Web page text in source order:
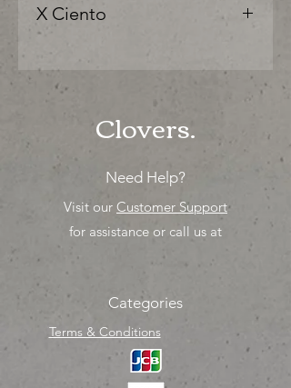
X Ciento
solo los mejores precios para tu
tienda o proyecto" venta por ciento
Clovers.
Need Help?
Visit our Customer Support
for assistance or call us at
Categories
Terms & Conditions